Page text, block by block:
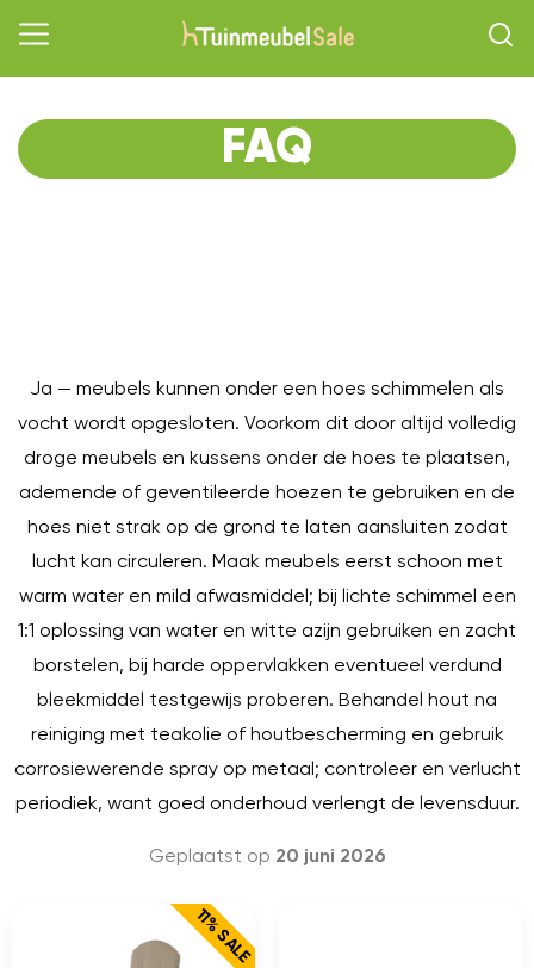
FAQ
Ja — meubels kunnen onder een hoes schimmelen als
vocht wordt opgesloten. Voorkom dit door altijd volledig
droge meubels en kussens onder de hoes te plaatsen,
ademende of geventileerde hoezen te gebruiken en de
hoes niet strak op de grond te laten aansluiten zodat
lucht kan circuleren. Maak meubels eerst schoon met
warm water en mild afwasmiddel; bij lichte schimmel een
1:1 oplossing van water en witte azijn gebruiken en zacht
borstelen, bij harde oppervlakken eventueel verdund
bleekmiddel testgewijs proberen. Behandel hout na
reiniging met teakolie of houtbescherming en gebruik
corrosiewerende spray op metaal; controleer en verlucht
periodiek, want goed onderhoud verlengt de levensduur.
Geplaatst op 20 juni 2026
11% SALE